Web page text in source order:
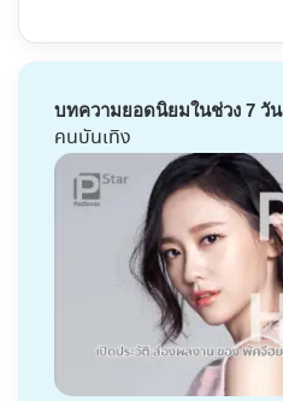
บทความยอดนิยมในช่วง 7 วัน
คนบันเทิง